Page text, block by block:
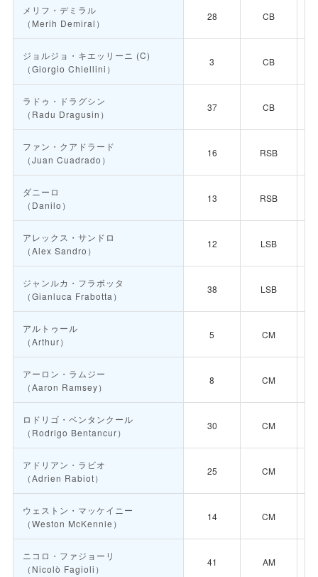
メリフ・デミラル
（Merih Demiral）
28 CB
ジョルジョ・キエッリーニ (C)
（Giorgio Chiellini）
3 CB
ラドゥ・ドラグシン
（Radu Dragusin）
37 CB
ファン・クアドラード
（Juan Cuadrado）
16 RSB
ダニーロ
（Danilo）
13 RSB
アレックス・サンドロ
（Alex Sandro）
12 LSB
ジャンルカ・フラボッタ
（Gianluca Frabotta）
38 LSB
アルトゥール
（Arthur）
5 CM
アーロン・ラムジー
（Aaron Ramsey）
8 CM
ロドリゴ・ベンタンクール
（Rodrigo Bentancur）
30 CM
アドリアン・ラビオ
（Adrien Rabiot）
25 CM
ウェストン・マッケイニー
（Weston McKennie）
14 CM
ニコロ・ファジョーリ
（Nicolò Fagioli）
41 AM